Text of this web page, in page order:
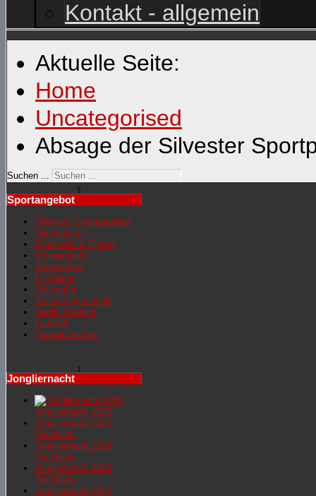
Kontakt - allgemein
Aktuelle Seite:
Home
Uncategorised
Absage der Silvester
Suchen ...
Sportangebot
Übersicht Sportangebot
Übungsleiter
Jonglieren & Einrad
Schwarzlicht
Showgruppe
Fit Dance
RückenFit
Seniorengymnastik
Nordic Walking
Lauftreff
Sportabzeichen
Jongliernacht
Jongliernacht 2026
Jongliernachr 2025
Rückblick
Jongliernacht 2024
Rückblick
Jongliernacht 2023
Rückblick
Jongliernacht 2022